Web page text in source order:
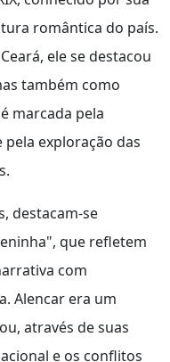
romântica do país.
ele se destacou
também como
marcada pela
exploração das
destacam-se
que refletem
com
Alencar era um
através de suas
e os conflitos